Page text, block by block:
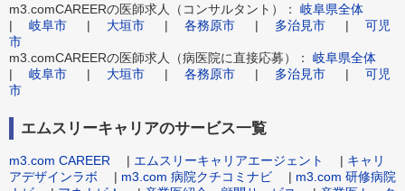
m3.comCAREERの医師求人（コンサルタント）： 岐阜県全体
| 岐阜市 | 大垣市 | 各務原市 | 多治見市 | 可児
市
m3.comCAREERの医師求人（病医院に直接応募）： 岐阜県全体
| 岐阜市 | 大垣市 | 各務原市 | 多治見市 | 可児
市
エムスリーキャリアのサービス一覧
m3.com CAREER | エムスリーキャリアエージェント | キャリ
アデザインラボ | m3.com 病院クチコミナビ | m3.com 研修病院